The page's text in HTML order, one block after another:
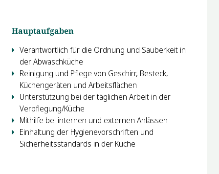
Hauptaufgaben
Verantwortlich für die Ordnung und Sauberkeit in
der Abwaschküche
Reinigung und Pflege von Geschirr, Besteck,
Küchengeräten und Arbeitsflächen
Unterstützung bei der täglichen Arbeit in der
Verpflegung/Küche
Mithilfe bei internen und externen Anlässen
Einhaltung der Hygienevorschriften und
Sicherheitsstandards in der Küche